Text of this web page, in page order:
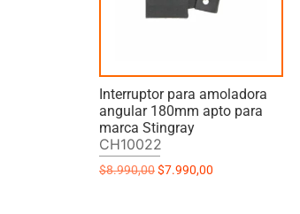
Interruptor para amoladora
angular 180mm apto para
marca Stingray
CH10022
$8.990,00$7.990,00